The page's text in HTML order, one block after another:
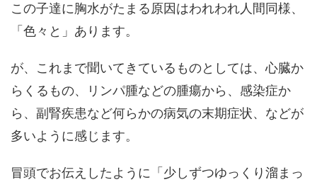
この子達に胸水がたまる原因はわれわれ人間同様、
「色々と」あります。
が、これまで聞いてきているものとしては、心臓か
らくるもの、リンパ腫などの腫瘍から、感染症か
ら、副腎疾患など何らかの病気の末期症状、などが
多いように感じます。
冒頭でお伝えしたように「少しずつゆっくり溜まっ